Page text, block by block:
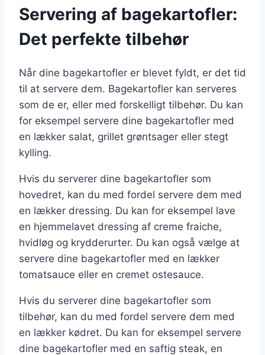
Servering af bagekartofler:
Det perfekte tilbehør
Når dine bagekartofler er blevet fyldt, er det tid
til at servere dem. Bagekartofler kan serveres
som de er, eller med forskelligt tilbehør. Du kan
for eksempel servere dine bagekartofler med
en lækker salat, grillet grøntsager eller stegt
kylling.
Hvis du serverer dine bagekartofler som
hovedret, kan du med fordel servere dem med
en lækker dressing. Du kan for eksempel lave
en hjemmelavet dressing af creme fraiche,
hvidløg og krydderurter. Du kan også vælge at
servere dine bagekartofler med en lækker
tomatsauce eller en cremet ostesauce.
Hvis du serverer dine bagekartofler som
tilbehør, kan du med fordel servere dem med
en lækker kødret. Du kan for eksempel servere
dine bagekartofler med en saftig steak, en